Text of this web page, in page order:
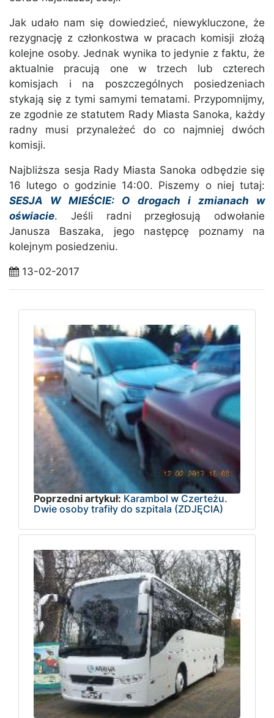
Jak udało nam się dowiedzieć, niewykluczone, że
rezygnację z członkostwa w pracach komisji złożą
kolejne osoby. Jednak wynika to jedynie z faktu, że
aktualnie pracują one w trzech lub czterech
komisjach i na poszczególnych posiedzeniach
stykają się z tymi samymi tematami. Przypomnijmy,
ze zgodnie ze statutem Rady Miasta Sanoka, każdy
radny musi przynależeć do co najmniej dwóch
komisji.
Najbliższa sesja Rady Miasta Sanoka odbędzie się
16 lutego o godzinie 14:00. Piszemy o niej tutaj:
SESJA W MIEŚCIE: O drogach i zmianach w
oświacie. Jeśli radni przegłosują odwołanie
Janusza Baszaka, jego następcę poznamy na
kolejnym posiedzeniu.
13-02-2017
Poprzedni artykuł: Karambol w Czerteżu.
Dwie osoby trafiły do szpitala (ZDJĘCIA)